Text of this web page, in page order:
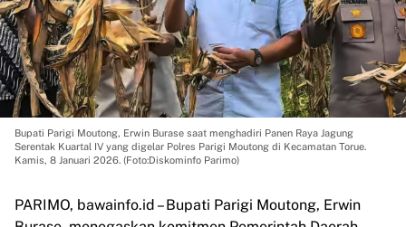
Bupati Parigi Moutong, Erwin Burase saat menghadiri Panen Raya Jagung
Serentak Kuartal IV yang digelar Polres Parigi Moutong di Kecamatan Torue.
Kamis, 8 Januari 2026. (Foto:Diskominfo Parimo)
PARIMO, bawainfo.id – Bupati Parigi Moutong, Erwin